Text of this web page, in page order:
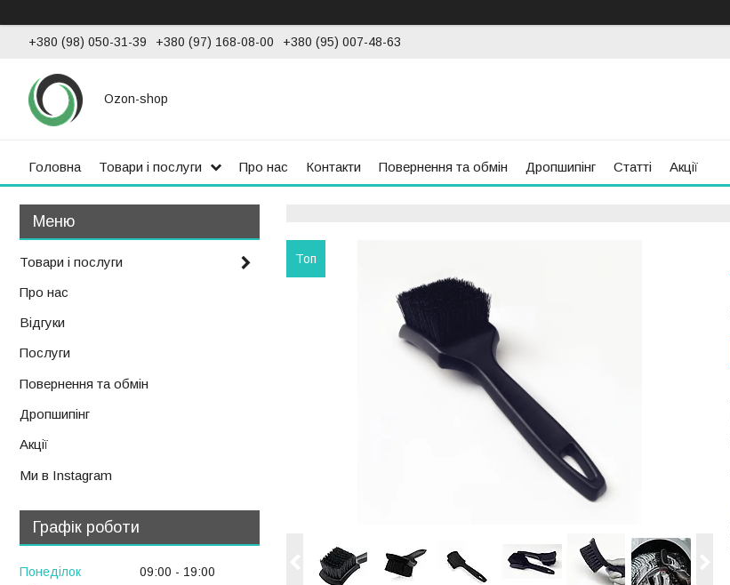
+380 (98) 050-31-39 +380 (97) 168-08-00 +380 (95) 007-48-63
Ozon-shop
Головна Товари і послуги Про нас Контакти Повернення та обмін Дропшипінг Статті Акції
Топ
Товари і послуги
Про нас
Відгуки
Послуги
Повернення та обмін
Дропшипінг
Акції
Ми в Instagram
Графік роботи
Понеділок 09:00
19:00